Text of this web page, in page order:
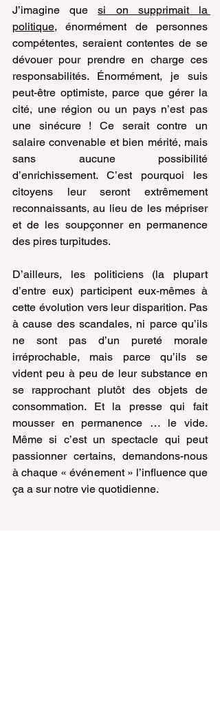
J’imagine que si on supprimait la
politique, énormément de personnes
compétentes, seraient contentes de se
dévouer pour prendre en charge ces
responsabilités. Énormément, je suis
peut-être optimiste, parce que gérer la
cité, une région ou un pays n’est pas
une sinécure ! Ce serait contre un
salaire convenable et bien mérité, mais
sans aucune possibilité
d’enrichissement. C’est pourquoi les
citoyens leur seront extrêmement
reconnaissants, au lieu de les mépriser
et de les soupçonner en permanence
des pires turpitudes.
D’ailleurs, les politiciens (la plupart
d’entre eux) participent eux-mêmes à
cette évolution vers leur disparition. Pas
à cause des scandales, ni parce qu’ils
ne sont pas d’un pureté morale
irréprochable, mais parce qu’ils se
vident peu à peu de leur substance en
se rapprochant plutôt des objets de
consommation. Et la presse qui fait
mousser en permanence … le vide.
Même si c’est un spectacle qui peut
passionner certains, demandons-nous
à chaque « événement » l’influence que
ça a sur notre vie quotidienne.